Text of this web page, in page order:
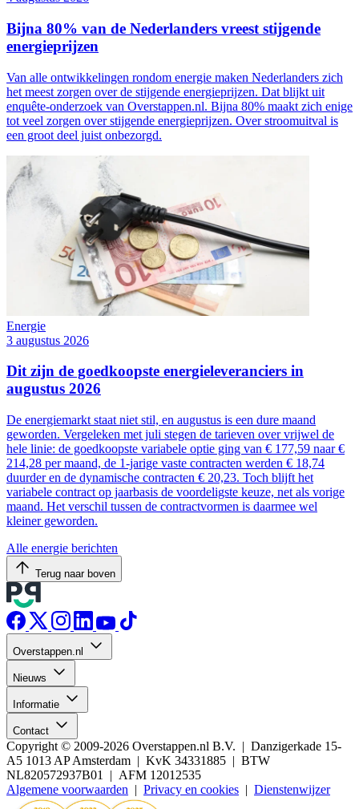
Bijna 80% van de Nederlanders vreest stijgende
energieprijzen
Van alle ontwikkelingen rondom energie maken Nederlanders zich
het meest zorgen over de stijgende energieprijzen. Dat blijkt uit
enquête-onderzoek van Overstappen.nl. Bijna 80% maakt zich enige
tot veel zorgen over stijgende energieprijzen. Over stroomuitval is
een groot deel juist onbezorgd.
Energie
3 augustus 2026
Dit zijn de goedkoopste energieleveranciers in
augustus 2026
De energiemarkt staat niet stil, en augustus is een dure maand
geworden. Vergeleken met juli stegen de tarieven over vrijwel de
hele linie: de goedkoopste variabele optie ging van € 177,59 naar €
214,28 per maand, de 1-jarige vaste contracten werden € 18,74
duurder en de dynamische contracten € 20,23. Toch blijft het
variabele contract op jaarbasis de voordeligste keuze, net als vorige
maand. Het verschil tussen de contractvormen is daarmee wel
kleiner geworden.
Alle energie berichten
Terug naar boven
Overstappen.nl
Nieuws
Informatie
Contact
Copyright © 2009-2026 Overstappen.nl B.V. | Danzigerkade 15-
A5 1013 AP Amsterdam | KvK 34331885 | BTW
NL820572937B01 | AFM 12012535
Algemene voorwaarden | Privacy en cookies | Dienstenwijzer